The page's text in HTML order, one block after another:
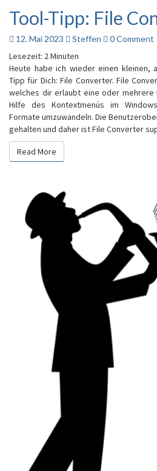
Tool-
Tipp:
File
Tool-Tipp: File
12. Mai 2023 Steffen Comments
0 Comment
Lesezeit: 2Minuten
Heute habe ich wieder einen kleinen,
Tipp für Dich: File Converter. File
welches dir erlaubt eine oder
Hilfe des Kontextmenüs im
Formate umzuwandeln. Die
gehalten und daher ist File Converter
Read More